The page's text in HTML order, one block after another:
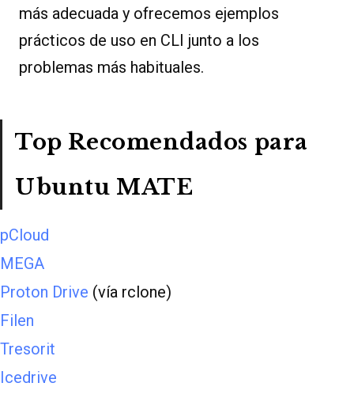
más adecuada y ofrecemos ejemplos
prácticos de uso en CLI junto a los
problemas más habituales.
Top Recomendados para
Ubuntu MATE
pCloud
MEGA
Proton Drive (vía rclone)
Filen
Tresorit
Icedrive